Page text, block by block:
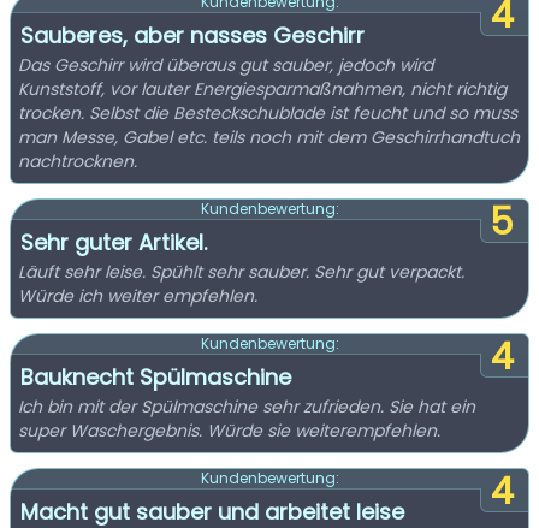
4
Sauberes, aber nasses Geschirr
Das Geschirr wird überaus gut sauber, jedoch wird
Kunststoff, vor lauter Energiesparmaßnahmen, nicht richtig
trocken. Selbst die Besteckschublade ist feucht und so muss
man Messe, Gabel etc. teils noch mit dem Geschirrhandtuch
nachtrocknen.
5
Kundenbewertung:
Sehr guter Artikel.
Läuft sehr leise. Spühlt sehr sauber. Sehr gut verpackt.
Würde ich weiter empfehlen.
4
Kundenbewertung:
Bauknecht Spülmaschine
Ich bin mit der Spülmaschine sehr zufrieden. Sie hat ein
super Waschergebnis. Würde sie weiterempfehlen.
4
Kundenbewertung:
Macht gut sauber und arbeitet leise